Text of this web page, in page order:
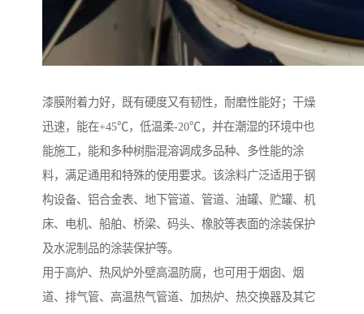
漆膜附着力好，既有硬度又有韧性，耐磨性能好；干燥
迅速，能在+45℃，低温柔-20℃，并在潮湿的环境中也
能施工，能和多种树脂混溶调成多品种、多性能的涂
料，满足通用和特殊的使用要求。该涂料广泛适用于钢
构设备、铝合金表、地下管道、管道、油罐、贮罐、机
床、电机、船舶、桥梁、码头、橡胶等表面的涂装保护
及水泥制品的涂装保护等。
用于高炉、热风炉外壁高温防腐，也可用于烟囱、烟
道、排气管、高温热气管道、加热炉、热交换器及其它